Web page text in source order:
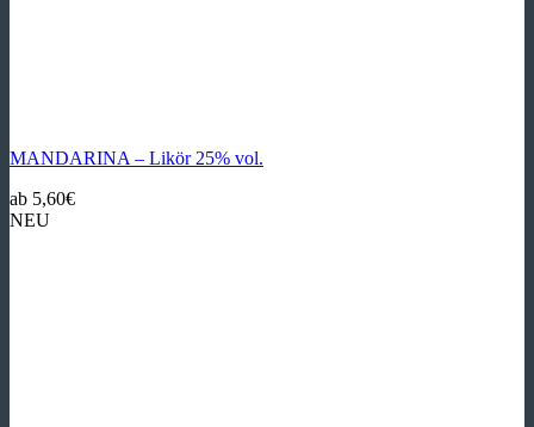
MANDARINA – Likör 25% vol.
ab 5,60€
NEU